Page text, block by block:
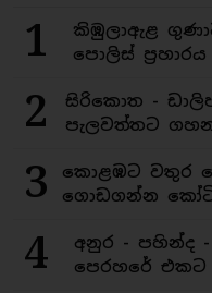
1
කිඹුලාඇළ
පොලිස් ප්‍රහාරය
2
සිරිකොත -
පැලවත්තට
3
කොළඹට වතුර
ගොඩගන්න
4
අනුර - පහින්ද
පෙරහරේ එකට